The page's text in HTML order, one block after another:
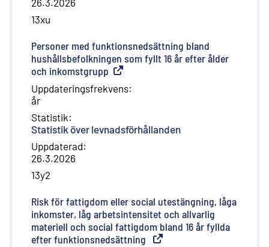
26.3.2026
13xu
Personer med funktionsnedsättning bland
hushållsbefolkningen som fyllt 16 år efter ålder
och inkomstgrupp Extern länk
Uppdateringsfrekvens:
år
Statistik:
Statistik över levnadsförhållanden
Uppdaterad:
26.3.2026
13y2
Risk för fattigdom eller social utestängning, låga
inkomster, låg arbetsintensitet och allvarlig
materiell och social fattigdom bland 16 år fyllda
efter funktionsnedsättning Extern länk